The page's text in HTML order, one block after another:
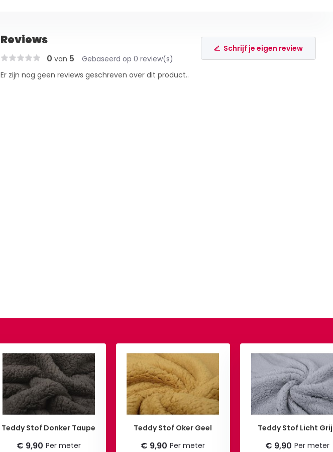
Reviews
0 van 5 Gebaseerd op 0 review(s)
Schrijf je eigen review
Er zijn nog geen reviews geschreven over dit product..
Teddy Stof Donker Taupe
€ 9,90 Per meter
Teddy Stof Oker Geel
€ 9,90 Per meter
Teddy Stof Licht
€ 9,90 Per meter